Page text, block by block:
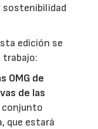
edición se
trabajo:
OMG de
de las
conjunto
que estará